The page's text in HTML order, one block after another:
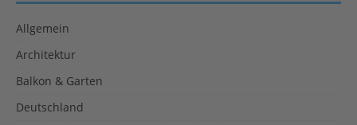
Allgemein
Architektur
Balkon & Garten
Deutschland